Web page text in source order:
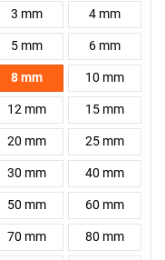
3 mm 4 mm
5 mm 6 mm
8 mm 10 mm
12 mm 15 mm
20 mm 25 mm
30 mm 40 mm
50 mm 60 mm
70 mm 80 mm